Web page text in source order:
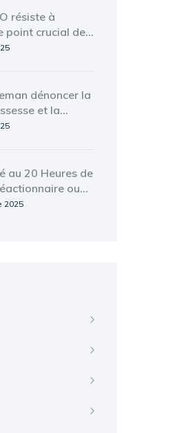
résiste à
point crucial de
dénoncer la
et la
au 20 Heures de
ou
éditorial ?
2025